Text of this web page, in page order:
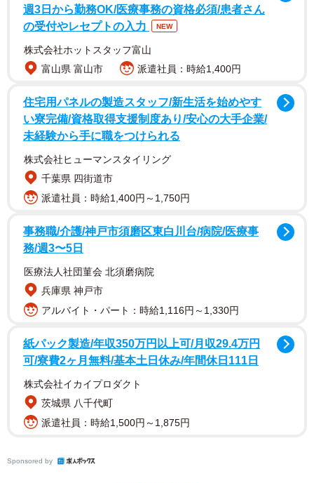
のようにも見える寝姿、「ワンモナイト」。SNSなどでキ
ーワード検索すると、大小様々な犬さんの丸まって眠る可
愛らしい画像がたくさん見つかります。
さんのお名まえは「ゆき」ちゃんという白柴の女の子で
す。アカウントのプロフィール欄に「物静かで寝顔が可愛
いうずまき犬です」とあるように、
ソファの上などで丸まって眠る姿の愛らしさがTwitterで話
題になり、以前「まいどなニュース」でもご紹介しまし
た。
ふわふわ真っ白な毛並みでくるりと丸まる様子に「ミス
桃に見えた！？」「大福落ちてましたん」「ベーグルみた
い」「お餅だ…うまそう♡」「肉まんかと思った…」「き
れいなお月様… じゃなかった、お犬様 まんまるかわいい」
「Firefoxみたいなイッヌだな」などなどあらゆる「白いも
の」「丸いもの」にたとえる声が寄せられました。
また、「こんな見事なワンモナイト写真、初めて見まし
た」「芸術点が高すぎるっ」「100点満点の丸まり具合…」
とその美しさを称える声に加え、「ダメじゃないですか座
週3日から勤務OK/医療事務の資格必須/患者さん
の受付やレセプトの入力
NEW
株式会社ホットスタッフ富山
富山県 富山市
派遣社員：時給1,400円
住宅用パネルの製造スタッフ/新生活を始めやす
い寮完備/資格取得支援制度あり/安心の大手企業/
未経験から手に職をつけられる
株式会社ヒューマンスタイリング
千葉県 四街道市
派遣社員：時給1,400円～1,750円
事務職/介護/神戸市須磨区東白川台/病院/医療事
務/週3〜5日
医療法人社団菫会 北須磨病院
兵庫県 神戸市
アルバイト・パート：時給1,116円～1,330円
紙パック製造/年収350万円以上可/月収29.4万円
可/寮費2ヶ月無料/基本土日休み/年間休日111日
株式会社イカイプロダクト
茨城県 八千代町
派遣社員：時給1,500円～1,875円
Sponsored by